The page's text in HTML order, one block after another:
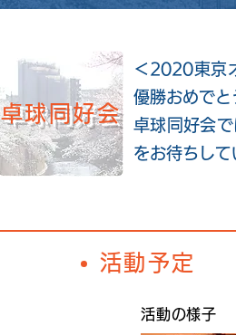
卓球同好会
＜2020東京
優勝おめでと
卓球同好会
をお待ちして
活動予定
活動の様子